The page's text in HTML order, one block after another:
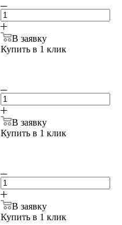
В заявку
Купить в 1 клик
В заявку
Купить в 1 клик
В заявку
Купить в 1 клик